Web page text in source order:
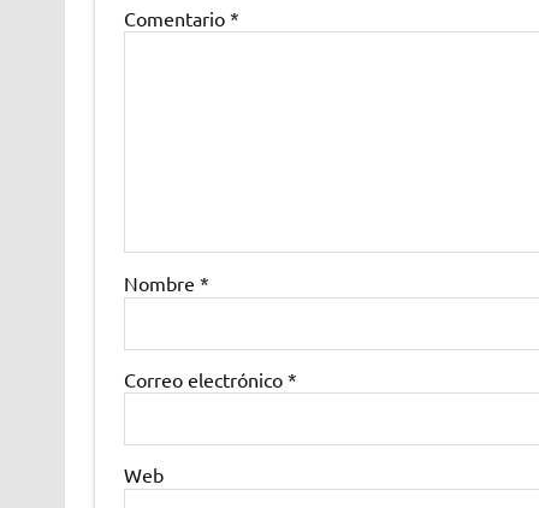
Comentario *
Nombre *
Correo electrónico *
Web